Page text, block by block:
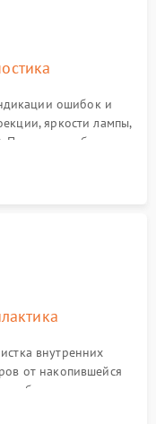
Подробнее →
ошибок и
яркости лампы,
Проверка работы
вентиляторов.
внутренних
от накопившейся
балласта лампы и
или вздутых